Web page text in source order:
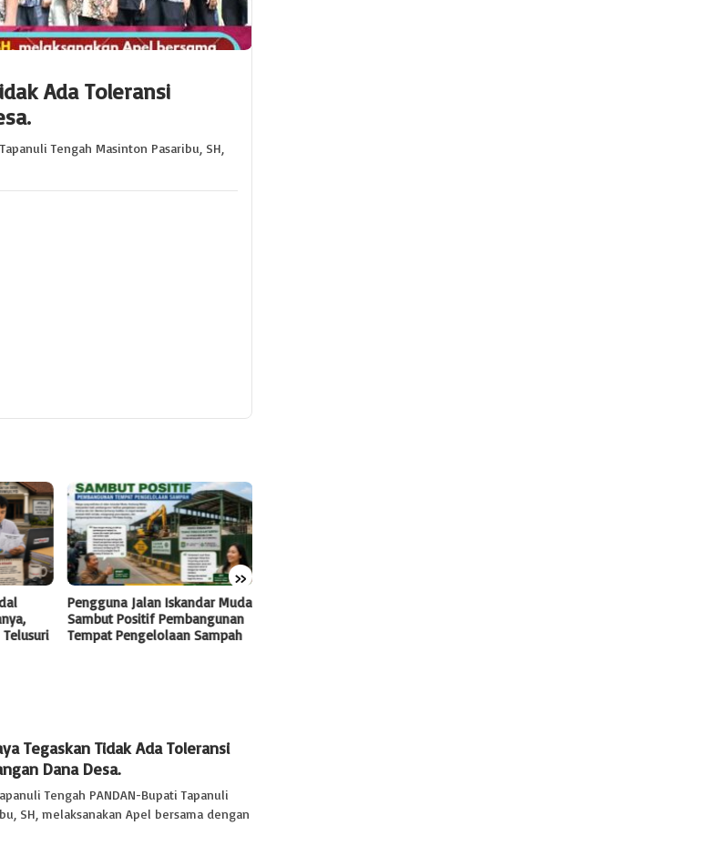
Ada Toleransi
Tengah Masinton Pasaribu, SH,
»
Pengguna Jalan Iskandar Muda
Sambut Positif Pembangunan
Tempat Pengelolaan Sampah
Tegaskan Tidak Ada Toleransi
Dana Desa.
Tengah PANDAN-Bupati Tapanuli
SH, melaksanakan Apel bersama dengan